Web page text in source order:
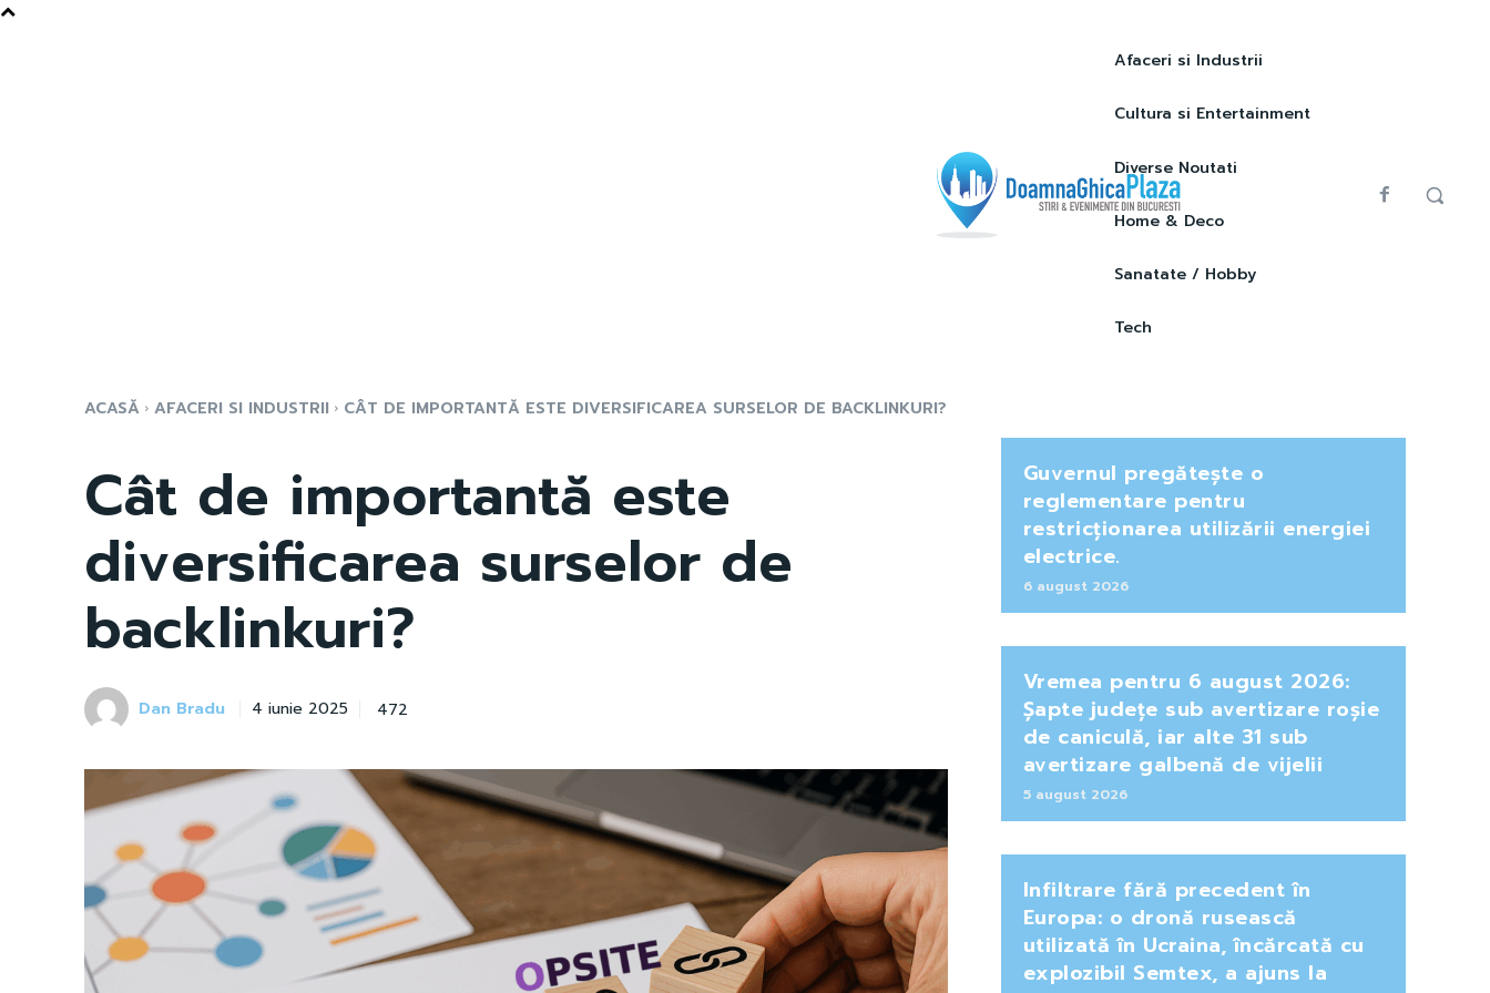
Afaceri si Industrii
Cultura si Entertainment
Diverse Noutati
Home & Deco
Sanatate / Hobby
Tech
ACASĂ AFACERI SI INDUSTRII CÂT DE IMPORTANTĂ ESTE DIVERSIFICAREA SURSELOR DE BACKLINKURI?
Cât de importantă este
diversificarea surselor de
backlinkuri?
Dan Bradu 4 iunie 2025 472
Guvernul pregătește o
reglementare pentru
restricționarea utilizării energiei
electrice.
6 august 2026
Vremea pentru 6 august 2026:
Șapte județe sub avertizare roșie
de caniculă, iar alte 31 sub
avertizare galbenă de vijelii
5 august 2026
Infiltrare fără precedent în
Europa: o dronă rusească
utilizată în Ucraina, încărcată cu
explozibil Semtex, a ajuns la